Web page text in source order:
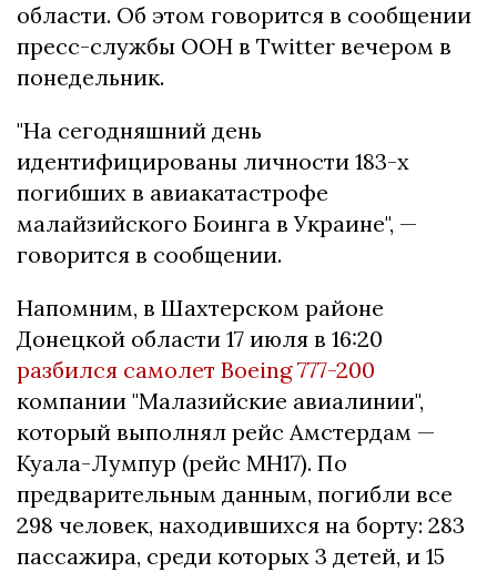
области. Об этом говорится в сообщении
пресс-службы ООН в Twitter вечером в
понедельник.
"На сегодняшний день
идентифицированы личности 183-х
погибших в авиакатастрофе
малайзийского Боинга в Украине", —
говорится в сообщении.
Напомним, в Шахтерском районе
Донецкой области 17 июля в 16:20
разбился самолет Boeing 777-200
компании "Малазийские авиалинии",
который выполнял рейс Амстердам —
Куала-Лумпур (рейс MH17). По
предварительным данным, погибли все
298 человек, находившихся на борту: 283
пассажира, среди которых 3 детей, и 15